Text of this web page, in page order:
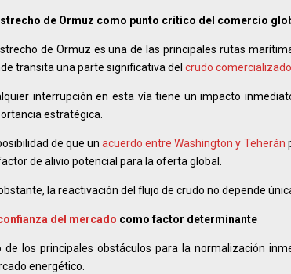
de Ormuz como punto crítico del comercio
de Ormuz es una de las principales rutas
transita una parte significativa del crudo
interrupción en esta vía tiene un impacto
estratégica.
de que unacuerdo entre Washington y Teherán
de alivio potencial para la oferta global.
la reactivación del flujo de crudo no depende
del mercado como factor determinante
de los principales obstáculos para la normalización
energético.